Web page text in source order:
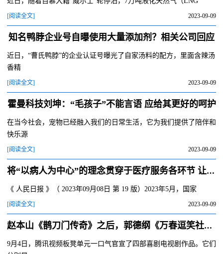
[阅读全文] 2023-09-09
知名鸭脖企业号自曝使用大量添加剂？相关公司回应
近日，“曹氏鸭脖”的企业认证号曝光了自家汤料的配方，里面含辣汤
香精
[阅读全文] 2023-09-09
霍曼科技刘坤：“毛孩子”不能言语 应给其更好的呵护
在当今社会，宠物已经融入我们的日常生活，它为我们提供了陪伴和
快乐源
[阅读全文] 2023-09-09
将“以病人为中心”的理念贯穿于医疗服务各环节 让就医更便捷更舒适（健康焦点）
《 人民日报 》（ 2023年09月08日 第 19 版）2023年5月，国家
[阅读全文] 2023-09-09
赵本山《鹊刀门传奇》之后，郭德纲《万春逗笑社》接棒，喜剧对决
9月4日，腾讯视频板凳单元一口气官宣了四部喜剧电视剧作品。它们